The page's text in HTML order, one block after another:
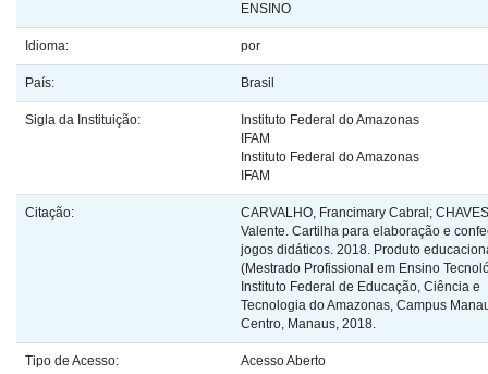
ENSINO
Idioma: por
País: Brasil
Sigla da Instituição:
Instituto Federal do Amazonas
IFAM
Instituto Federal do Amazonas
IFAM
Citação:
CARVALHO, Francimary Cabral;
Valente. Cartilha para elaboração e
jogos didáticos. 2018. Produto
(Mestrado Profissional em Ensino
Instituto Federal de Educação, Ciência e
Tecnologia do Amazonas, Campus
Centro, Manaus, 2018.
Tipo de Acesso: Acesso Aberto